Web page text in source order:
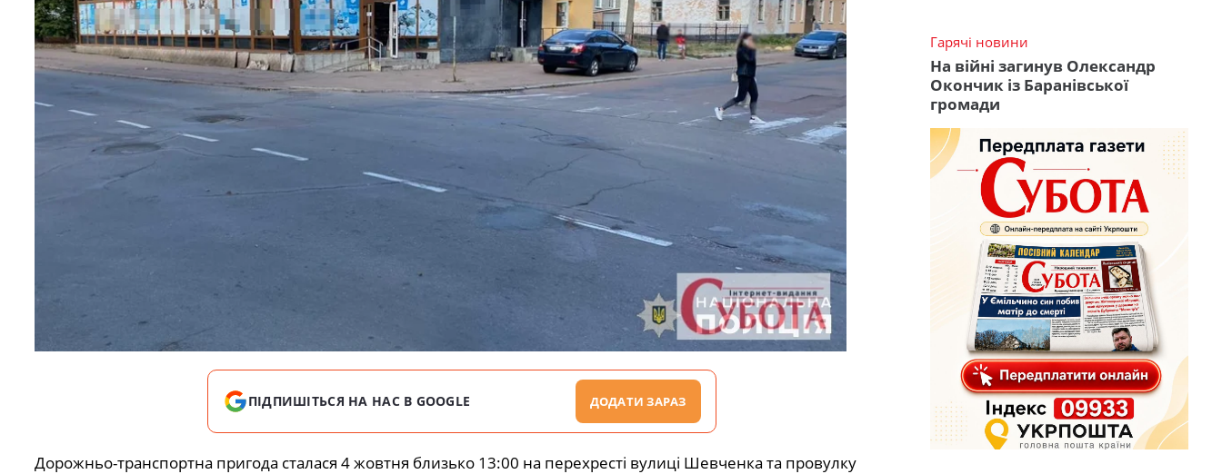
ПІДПИШІТЬСЯ НА НАС В GOOGLE ДОДАТИ ЗАРАЗ
Дорожньо-транспортна пригода сталася 4 жовтня близько 13:00 на перехресті вулиці Шевченка та провулку
Гарячі новини
На війні загинув Олександр
Окончик із Баранівської
громади